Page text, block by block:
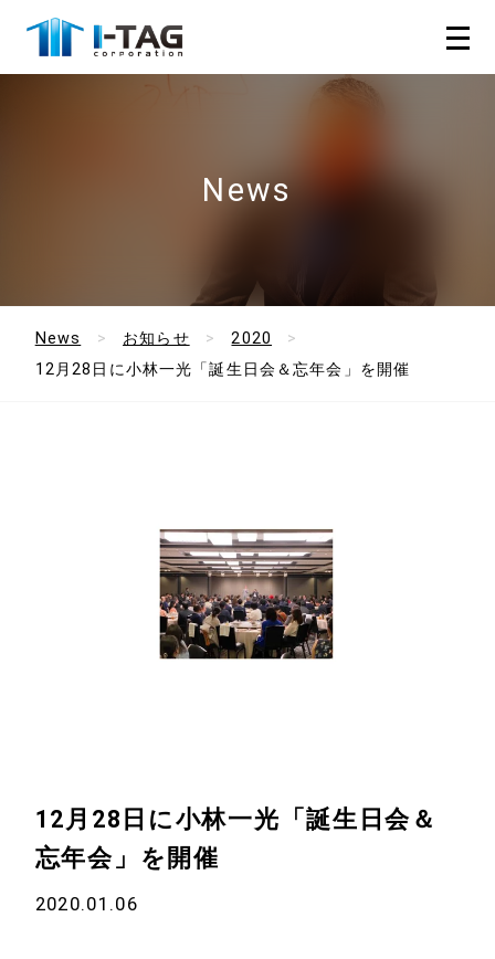
News
News お知らせ
2020
12月28日に小林一光「誕生日会＆忘年会」を開催
12月28日に小林一光「誕生日会＆
忘年会」を開催
2020.01.06